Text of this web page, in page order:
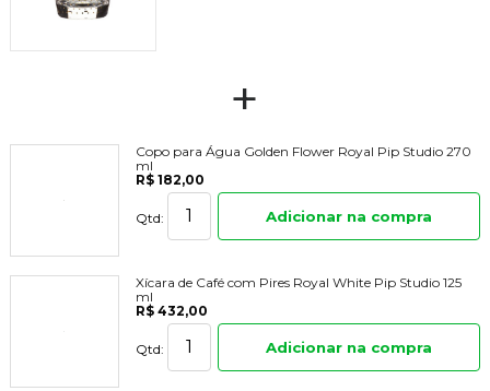
+
Copo para Água Golden Flower Royal Pip Studio 270
ml
R$ 182,00
Qtd: Adicionar na compra
Xícara de Café com Pires Royal White Pip Studio 125
ml
R$ 432,00
Qtd: Adicionar na compra